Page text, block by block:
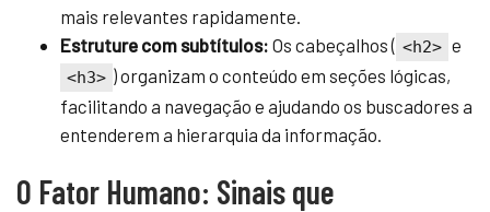
mais relevantes rapidamente.
Estruture com subtítulos: Os cabeçalhos ( <h2> e
<h3> ) organizam o conteúdo em seções lógicas,
facilitando a navegação e ajudando os buscadores a
entenderem a hierarquia da informação.
O Fator Humano: Sinais que